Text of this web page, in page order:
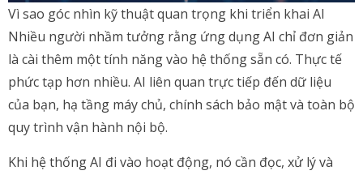
Vì sao góc nhìn kỹ thuật quan trọng khi triển khai AI
Nhiều người nhầm tưởng rằng ứng dụng AI chỉ đơn giản
là cài thêm một tính năng vào hệ thống sẵn có. Thực tế
phức tạp hơn nhiều. AI liên quan trực tiếp đến dữ liệu
của bạn, hạ tầng máy chủ, chính sách bảo mật và toàn bộ
quy trình vận hành nội bộ.
Khi hệ thống AI đi vào hoạt động, nó cần đọc, xử lý và